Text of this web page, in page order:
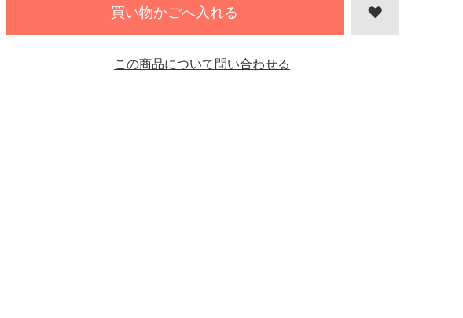
買い物かごへ入れる
この商品について問い合わせる